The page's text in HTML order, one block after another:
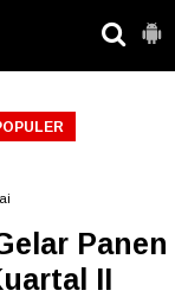
Panen
II